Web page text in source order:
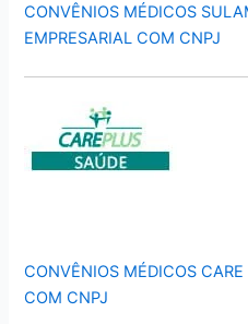
CONVÊNIOS MÉDICOS
EMPRESARIAL COM CNPJ
CONVÊNIOS MÉDICOS
COM CNPJ